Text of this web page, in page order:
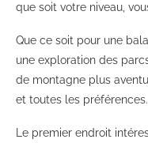
que soit votre niveau,
Que ce soit pour une
une exploration des
de montagne plus
et toutes les préférences.
Le premier endroit